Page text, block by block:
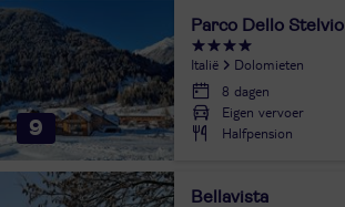
9
Parco Dello Stelvio
Italië
Dolomieten
8 dagen
Eigen vervoer
Halfpension
Bellavista